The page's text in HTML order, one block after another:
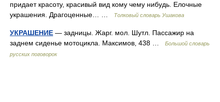
придает красоту, красивый вид кому чему нибудь. Елочные
украшения. Драгоценные… …
Толковый словарь Ушакова
УКРАШЕНИЕ — задницы. Жарг. мол. Шутл. Пассажир на
заднем сиденье мотоцикла. Максимов, 438 …
Большой словарь
русских поговорок